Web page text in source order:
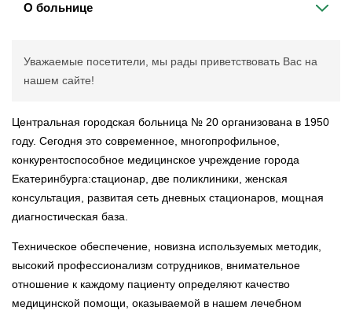
О больнице
Уважаемые посетители, мы рады приветствовать Вас на
нашем сайте!
Центральная городская больница № 20 организована в 1950
году. Сегодня это современное, многопрофильное,
конкурентоспособное медицинское учреждение города
Екатеринбурга:стационар, две поликлиники, женская
консультация, развитая сеть дневных стационаров, мощная
диагностическая база.
Техническое обеспечение, новизна используемых методик,
высокий профессионализм сотрудников, внимательное
отношение к каждому пациенту определяют качество
медицинской помощи, оказываемой в нашем лечебном